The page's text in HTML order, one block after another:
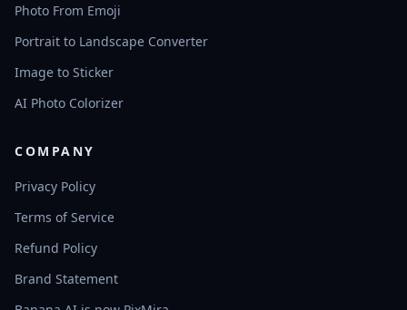
Photo From Emoji
Portrait to Landscape Converter
Image to Sticker
AI Photo Colorizer
COMPANY
Privacy Policy
Terms of Service
Refund Policy
Brand Statement